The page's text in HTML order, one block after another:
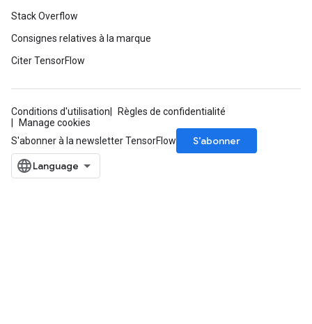
Stack Overflow
Consignes relatives à la marque
Citer TensorFlow
Conditions d'utilisation
Règles de confidentialité
Manage cookies
S'abonner à la newsletter TensorFlow
S’abonner